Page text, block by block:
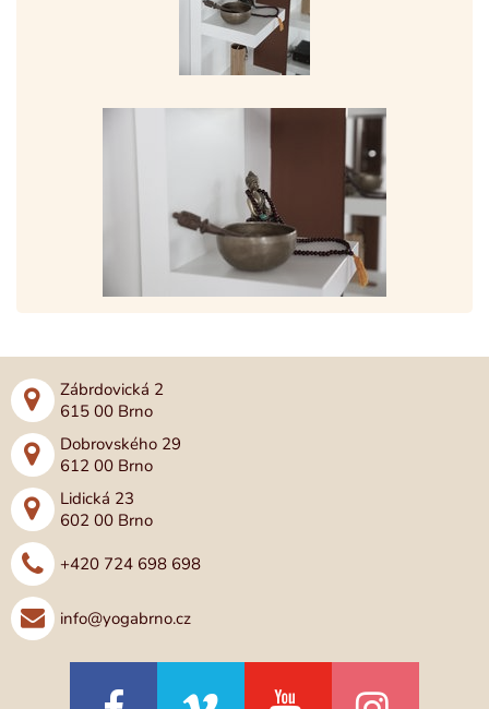
Zábrdovická 2
615 00 Brno
Dobrovského 29
612 00 Brno
Lidická 23
602 00 Brno
+420 724 698 698
info@yogabrno.cz